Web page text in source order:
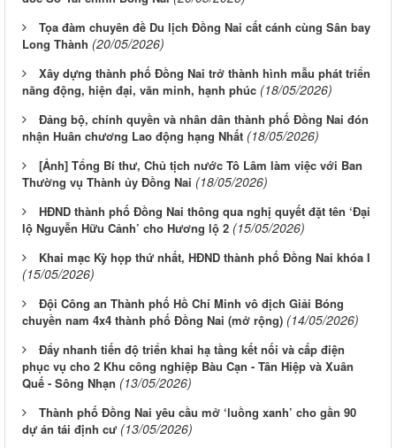
Tọa đàm chuyên đề Du lịch Đồng Nai cất cánh cùng Sân bay
Long Thành (20/05/2026)
Xây dựng thành phố Đồng Nai trở thành hình mẫu phát triển
năng động, hiện đại, văn minh, hạnh phúc (18/05/2026)
Đảng bộ, chính quyền và nhân dân thành phố Đồng Nai đón
nhận Huân chương Lao động hạng Nhất (18/05/2026)
[Ảnh] Tổng Bí thư, Chủ tịch nước Tô Lâm làm việc với Ban
Thường vụ Thành ủy Đồng Nai (18/05/2026)
HĐND thành phố Đồng Nai thông qua nghị quyết đặt tên ‘Đại
lộ Nguyễn Hữu Cảnh’ cho Hương lộ 2 (15/05/2026)
Khai mạc Kỳ họp thứ nhất, HĐND thành phố Đồng Nai khóa I
(15/05/2026)
Đội Công an Thành phố Hồ Chí Minh vô địch Giải Bóng
chuyền nam 4x4 thành phố Đồng Nai (mở rộng) (14/05/2026)
Đẩy nhanh tiến độ triển khai hạ tầng kết nối và cấp điện
phục vụ cho 2 Khu công nghiệp Bàu Cạn - Tân Hiệp và Xuân
Quế - Sông Nhạn (13/05/2026)
Thành phố Đồng Nai yêu cầu mở ‘luồng xanh’ cho gần 90
dự án tái định cư (13/05/2026)